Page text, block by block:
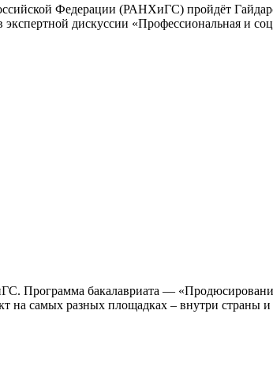
Федерации (РАНХиГС) пройдёт
дискуссии «Профессиональная и
Программа бакалавриата —
на самых разных площадках – внутри страны и